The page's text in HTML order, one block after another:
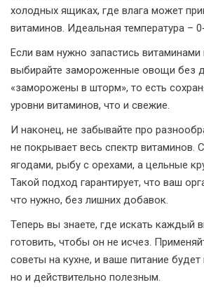
холодных ящиках, где влага может
витаминов. Идеальная температура –
Если вам нужно запастись
выбирайте замороженные овощи без
«заморожены в шторм», то есть
уровни витаминов, что и свежие.
И наконец, не забывайте про
не покрывает весь спектр витаминов.
ягодами, рыбу с орехами, а цельные
Такой подход гарантирует, что ваш
что нужно, без лишних добавок.
Теперь вы знаете, где искать каждый
готовить, чтобы он не исчез.
советы на кухне, и ваше питание
но и действительно полезным.